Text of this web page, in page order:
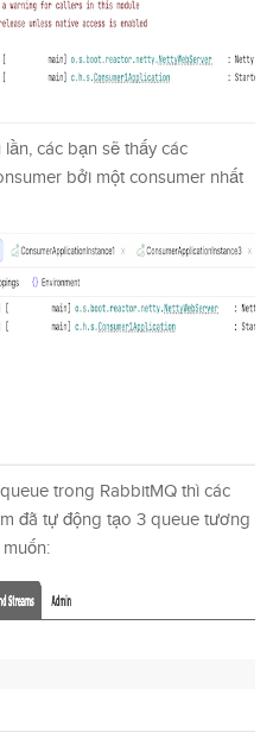
các bạn sẽ thấy các
bởi một consumer nhất
trong RabbitMQ thì các
đã tự động tạo 3 queue tương